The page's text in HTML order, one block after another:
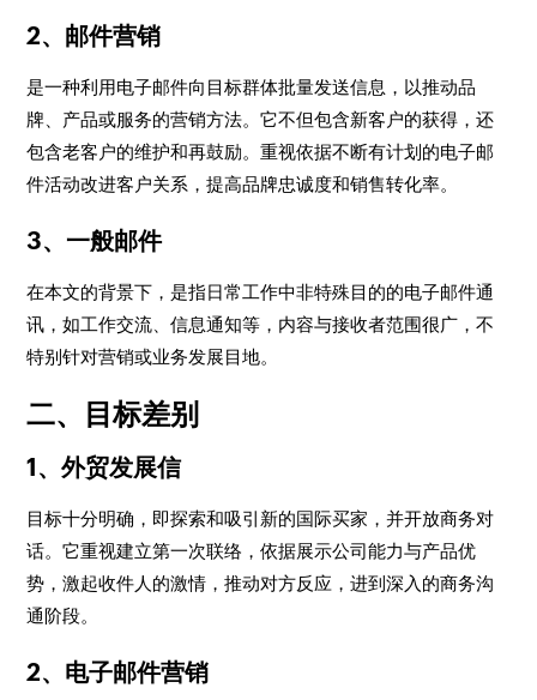
2、邮件营销
是一种利用电子邮件向目标群体批量发送信息，以推动品
牌、产品或服务的营销方法。它不但包含新客户的获得，还
包含老客户的维护和再鼓励。重视依据不断有计划的电子邮
件活动改进客户关系，提高品牌忠诚度和销售转化率。
3、一般邮件
在本文的背景下，是指日常工作中非特殊目的的电子邮件通
讯，如工作交流、信息通知等，内容与接收者范围很广，不
特别针对营销或业务发展目地。
二、目标差别
1、外贸发展信
目标十分明确，即探索和吸引新的国际买家，并开放商务对
话。它重视建立第一次联络，依据展示公司能力与产品优
势，激起收件人的激情，推动对方反应，进到深入的商务沟
通阶段。
2、电子邮件营销